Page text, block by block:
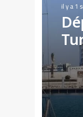
il y a 1